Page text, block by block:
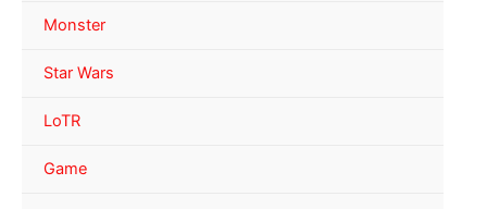
Monster
Star Wars
LoTR
Game